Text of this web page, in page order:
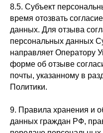
8.5. Субъект
время отозвать
данных. Для отзыва
персональных данных
направляет Оператору
форме об отзыве
почты, указанному в
Политики.
9. Правила хранения и
данных граждан РФ,